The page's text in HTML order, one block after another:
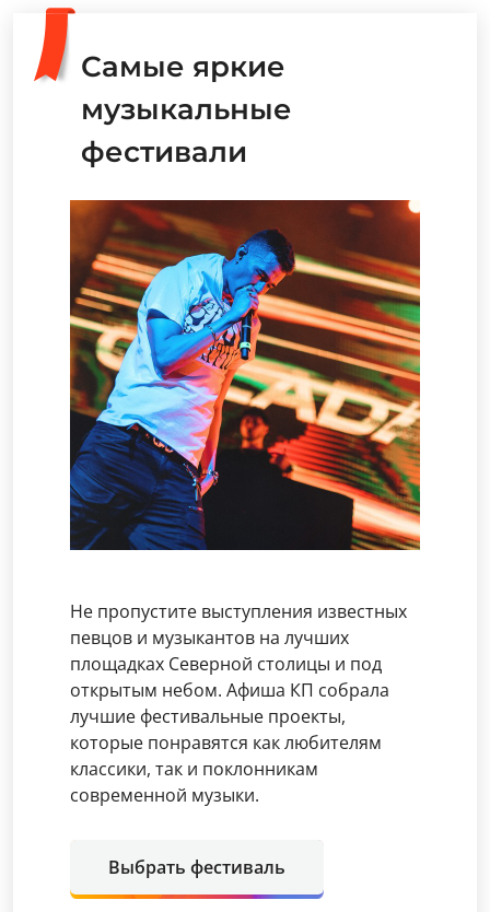
Самые яркие
музыкальные
фестивали
Не пропустите выступления известных
певцов и музыкантов на лучших
площадках Северной столицы и под
открытым небом. Афиша КП собрала
лучшие фестивальные проекты,
которые понравятся как любителям
классики, так и поклонникам
современной музыки.
Выбрать фестиваль